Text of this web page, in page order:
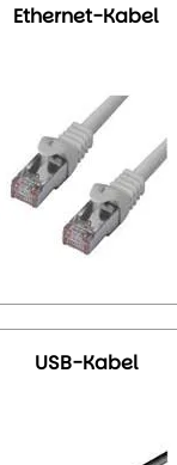
Ethernet-Kabel
USB-Kabel